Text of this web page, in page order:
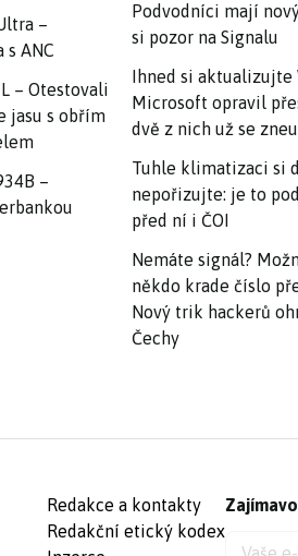
–
s ANC
– Otestovali
jasu s obřím
–
Podvodníci mají
si pozor na Signalu
Ihned si aktualizujte
Microsoft opravil
dvě z nich už se
Tuhle klimatizaci si
nepořizujte: je to
před ní i ČOI
Nemáte signál?
někdo krade číslo
Nový trik hackerů
Čechy
Redakce a kontakty
Redakční etický kodex